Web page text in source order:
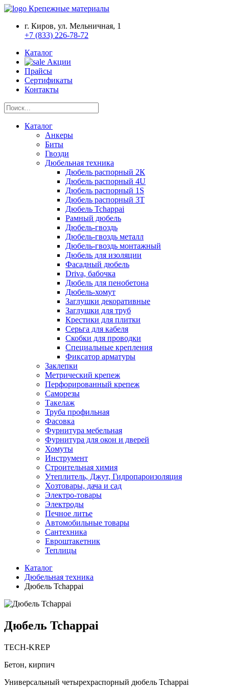
Крепежные материалы
г. Киров, ул. Мельничная, 1
+7 (833) 226-78-72
Каталог
Акции
Прайсы
Сертификаты
Контакты
Каталог
Анкеры
Биты
Гвозди
Дюбельная техника
Дюбель распорный 2К
Дюбель распорный 4U
Дюбель распорный 1S
Дюбель распорный 3Т
Дюбель Tchappai
Рамный дюбель
Дюбель-гвоздь
Дюбель-гвоздь металл
Дюбель-гвоздь монтажный
Дюбель для изоляции
Фасадный дюбель
Driva, бабочка
Дюбель для пенобетона
Дюбель-хомут
Заглушки декоративные
Заглушки для труб
Крестики для плитки
Серьга для кабеля
Скобки для проводки
Специальные крепления
Фиксатор арматуры
Заклепки
Метрический крепеж
Перфорированный крепеж
Саморезы
Такелаж
Труба профильная
Фасовка
Фурнитура мебельная
Фурнитура для окон и дверей
Хомуты
Инструмент
Строительная химия
Утеплитель, Джут, Гидропароизоляция
Хозтовары, дача и сад
Электро-товары
Электроды
Печное литье
Автомобильные товары
Сантехника
Евроштакетник
Теплицы
Каталог
Дюбельная техника
Дюбель Tchappai
Дюбель Tchappai
TECH-KREP
Бетон, кирпич
Универсальный четырехраспорный дюбель Tchappai